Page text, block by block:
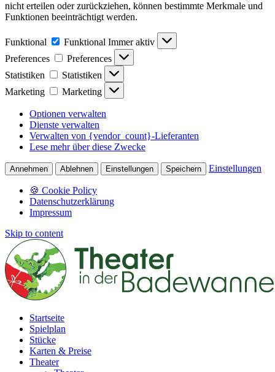
nicht erteilen oder zurückziehen, können bestimmte Merkmale und
Funktionen beeinträchtigt werden.
Funktional Funktional Immer aktiv
Preferences
Preferences
Statistiken
Statistiken
Marketing
Marketing
Optionen verwalten
Dienste verwalten
Verwalten von {vendor_count}-Lieferanten
Lese mehr über diese Zwecke
Annehmen Ablehnen Einstellungen Speichern Einstellungen
🍪 Cookie Policy
Datenschutzerklärung
Impressum
Skip to content
Startseite
Spielplan
Stücke
Karten & Preise
Theater